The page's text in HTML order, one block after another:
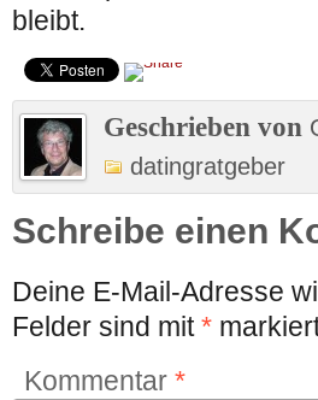
bleibt.
Geschrieben von
datingratgeber
Schreibe einen
Deine E-Mail-Adresse
Felder sind mit*
Kommentar *